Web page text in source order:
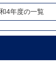
4年度の一覧